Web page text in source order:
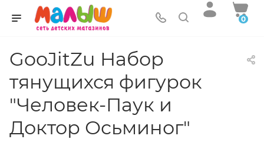
0
GooJitZu Набор
тянущихся фигурок
"Человек-Паук и
Доктор Осьминог"